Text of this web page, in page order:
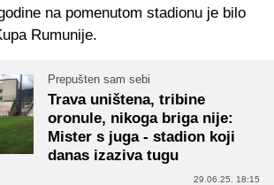
na pomenutom stadionu je bilo
Rumunije.
Prepušten sam sebi
Trava uništena, tribine
oronule, nikoga briga nije:
Mister s juga - stadion koji
danas izaziva tugu
29.06.25. 18:15